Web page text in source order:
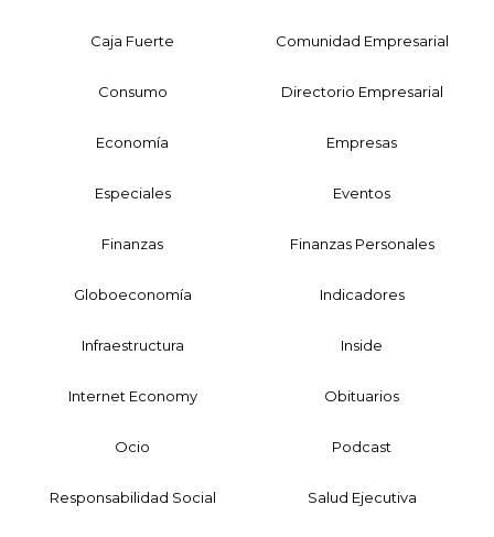
Caja Fuerte Comunidad Empresarial
Consumo Directorio Empresarial
Economía Empresas
Especiales Eventos
Finanzas Finanzas Personales
Globoeconomía Indicadores
Infraestructura Inside
Internet Economy Obituarios
Ocio Podcast
Responsabilidad Social Salud Ejecutiva